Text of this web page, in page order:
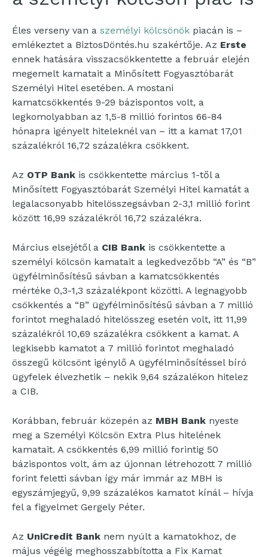
Éles verseny van a személyi kölcsönök piacán is –
emlékeztet a BiztosDöntés.hu szakértője. Az Erste
ennek hatására visszacsökkentette a február elején
megemelt kamatait a Minősített Fogyasztóbarát
Személyi Hitel esetében. A mostani
kamatcsökkentés 9-29 bázispontos volt, a
legkomolyabban az 1,5-8 millió forintos 66-84
hónapra igényelt hiteleknél van – itt a kamat 17,01
százalékról 16,72 százalékra csökkent.
Az OTP Bank is csökkentette március 1-től a
Minősített Fogyasztóbarát Személyi Hitel kamatát a
legalacsonyabb hitelösszegsávban 2-3,1 millió forint
között 16,99 százalékról 16,72 százalékra.
Március elsejétől a CIB Bank is csökkentette a
személyi kölcsön kamatait a legkedvezőbb “A” és “B”
ügyfélminősítésű sávban a kamatcsökkentés
mértéke 0,3-1,3 százalékpont közötti. A legnagyobb
csökkentés a “B” ügyfélminősítésű sávban a 7 millió
forintot meghaladó hitelösszeg esetén volt, itt 11,99
százalékról 10,69 százalékra csökkent a kamat. A
legkisebb kamatot a 7 millió forintot meghaladó
összegű kölcsönt igénylő A ügyfélminősítéssel bíró
ügyfelek élvezhetik – nekik 9,64 százalékon hitelez
a CIB.
Korábban, február közepén az MBH Bank nyeste
meg a Személyi Kölcsön Extra Plus hitelének
kamatait. A csökkentés 6,99 millió forintig 50
bázispontos volt, ám az újonnan létrehozott 7 millió
forint feletti sávban így már immár az MBH is
egyszámjegyű, 9,99 százalékos kamatot kínál – hívja
fel a figyelmet Gergely Péter.
Az UniCredit Bank nem nyúlt a kamatokhoz, de
május végéig meghosszabbította a Fix Kamat